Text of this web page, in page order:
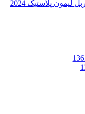
پلاستیک 2024